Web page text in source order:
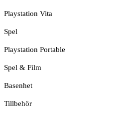
Playstation Vita
Spel
Playstation Portable
Spel & Film
Basenhet
Tillbehör